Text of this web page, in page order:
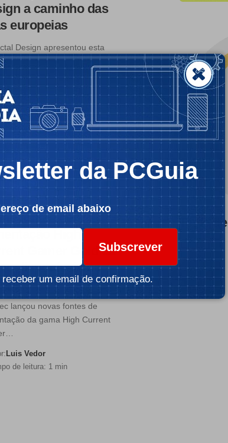
a caminho das
europeias
Design apresentou esta
feira uma nova fonte de
Luis Vedor
de leitura: 1 min
NOTÍCIAS
fontes de
Gamer Gold da
disponíveis na
lançou novas fontes de
da gama High Current
Luis Vedor
de leitura: 1 min
Teste
da PCGuia
de email abaixo
Subscrever
um email de confirmação.